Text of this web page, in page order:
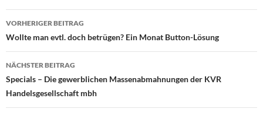
Beitragsnavigation
VORHERIGER BEITRAG
Wollte man evtl. doch betrügen? Ein Monat Button-Lösung
NÄCHSTER BEITRAG
Specials – Die gewerblichen Massenabmahnungen der KVR
Handelsgesellschaft mbh